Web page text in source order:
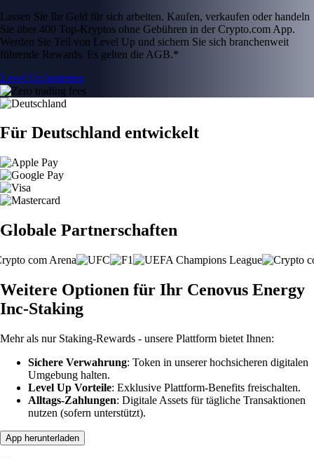
Lassen Sie Ihr Geld für sich arbeiten. Kaufen, verkaufen oder handeln
Sie über 400 Top-Kryptos ohne Gebühren in der Crypto.com App.
Werden Sie Teil von Level Up und sichern Sie sich branchenweit
führende Rewards. Es gelten die AGB.*
Level Up beitreten
Für Deutschland entwickelt
Globale Partnerschaften
Weitere Optionen für Ihr Cenovus Energy
Inc-Staking
Mehr als nur Staking-Rewards - unsere Plattform bietet Ihnen:
Sichere Verwahrung: Token in unserer hochsicheren digitalen
Umgebung halten.
Level Up Vorteile: Exklusive Plattform-Benefits freischalten.
Alltags-Zahlungen: Digitale Assets für tägliche Transaktionen
nutzen (sofern unterstützt).
App herunterladen